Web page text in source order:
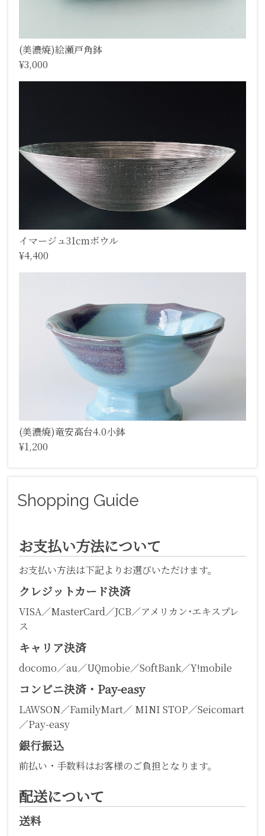
(美濃焼)絵瀬戸角鉢
¥3,000
イマージュ31cmボウル
¥4,400
(美濃焼)竜安高台4.0小鉢
¥1,200
Shopping Guide
お支払い方法について
お支払い方法は下記よりお選びいただけます。
クレジットカード決済
VISA／MasterCard／JCB／アメリカン･エキスプレ
ス
キャリア決済
docomo／au／UQmobie／SoftBank／Y!mobile
コンビニ決済・Pay-easy
LAWSON／FamilyMart／ MINI STOP／Seicomart
／Pay-easy
銀行振込
前払い・手数料はお客様のご負担となります。
配送について
送料